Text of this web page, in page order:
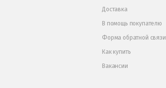
Доставка
В помощь покупателю
Форма обратной связи
Как купить
Вакансии